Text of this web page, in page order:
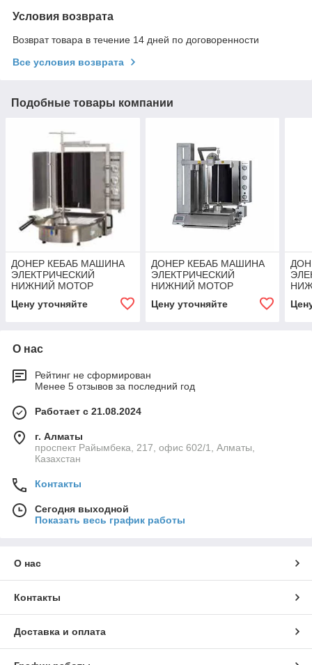
Условия возврата
Возврат товара в течение 14 дней по договоренности
Все условия возврата
Подобные товары компании
ДОНЕР КЕБАБ МАШИНА
ЭЛЕКТРИЧЕСКИЙ
НИЖНИЙ МОТОР
Inoksan
Цену уточняйте
ДОНЕР КЕБАБ МАШИНА
ЭЛЕКТРИЧЕСКИЙ
НИЖНИЙ МОТОР
Цену уточняйте
О нас
Рейтинг не сформирован
Менее 5 отзывов за последний год
Работает с 21.08.2024
г. Алматы
проспект Райымбека, 217, офис 602/1, Алматы,
Казахстан
Контакты
Сегодня выходной
Показать весь график работы
О нас
Контакты
Доставка и оплата